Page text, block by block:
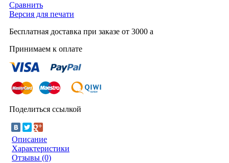
Сравнить
Версия для печати
Бесплатная доставка при заказе от 3000 a
Принимаем к оплате
Поделиться ссылкой
Описание
Характеристики
Отзывы (0)